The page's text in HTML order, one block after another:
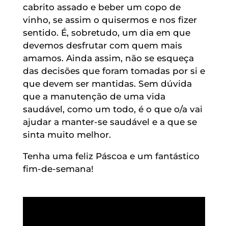
cabrito assado e beber um copo de
vinho, se assim o quisermos e nos fizer
sentido. É, sobretudo, um dia em que
devemos desfrutar com quem mais
amamos. Ainda assim, não se esqueça
das decisões que foram tomadas por si e
que devem ser mantidas. Sem dúvida
que a manutenção de uma vida
saudável, como um todo, é o que o/a vai
ajudar a manter-se saudável e a que se
sinta muito melhor.
Tenha uma feliz Páscoa e um fantástico
fim-de-semana!